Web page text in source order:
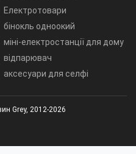
Електротовари
бінокль одноокий
міні-електростанції для дому
відпарювач
аксесуари для селфі
Grey, 2012-2026